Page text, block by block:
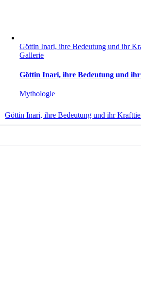
Göttin Inari, ihre Bedeutung und ihr
Gallerie
Göttin Inari, ihre Bedeutung und
Mythologie
Göttin Inari, ihre Bedeutung und ihr